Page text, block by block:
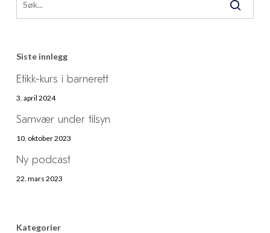
Siste innlegg
Etikk-kurs i barnerett
3. april 2024
Samvær under tilsyn
10. oktober 2023
Ny podcast
22. mars 2023
Kategorier